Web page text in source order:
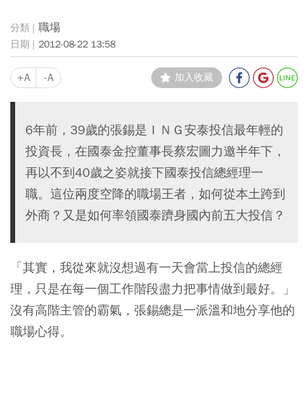
職場
2012-08-22 13:58
+A -A 加入收藏
6年前，39歲的張錫是ＩＮＧ安泰投信最年輕的
投資長，在國泰金控董事長蔡宏圖力邀半年下，
再以不到40歲之姿就接下國泰投信總經理一
職。這位兩度空降的職場王者，如何從本土跨到
外商？又是如何率領國泰躋身國內前五大投信？
「其實，我從來就沒想過有一天會當上投信的總經
理，只是在每一個工作階段盡力把事情做到最好。」
沒有高階主管的霸氣，張錫總是一派溫和地分享他的
職場心得。